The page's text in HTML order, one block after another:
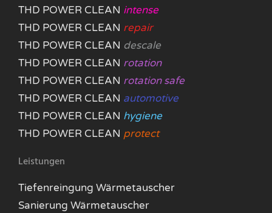
THD POWER CLEAN intense
THD POWER CLEAN repair
THD POWER CLEAN descale
THD POWER CLEAN rotation
THD POWER CLEAN rotation safe
THD POWER CLEAN automotive
THD POWER CLEAN hygiene
THD POWER CLEAN protect
Leistungen
Tiefenreingung Wärmetauscher
Sanierung Wärmetauscher